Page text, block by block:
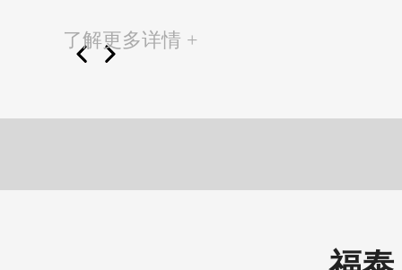
了解更多详情 +